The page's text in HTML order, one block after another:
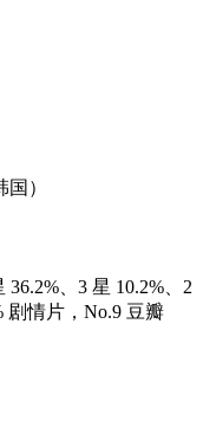
国）
36.2%、3 星 10.2%、2
剧情片，No.9 豆瓣